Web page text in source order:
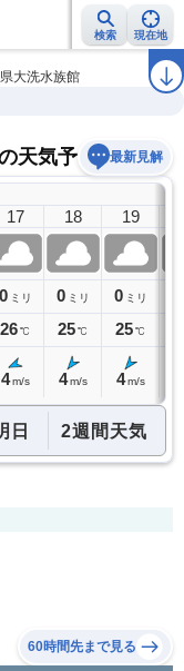
検索 現在地
注意報 2週間天気 ラ
大洗水族館
天気予報 最新見解
17
0 ミリ
26℃
4 m/s
18
0 ミリ
25℃
4 m/s
19
0 ミリ
25℃
4 m/s
日 2週間天気
60時間先まで見る